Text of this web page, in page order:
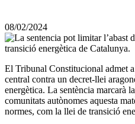
en
altres
xarxes
socials
08/02/2024
El Tribunal Constitucional admet
central contra un decret-llei
energètica. La sentència marcarà
comunitats autònomes aquesta
normes, com la llei de transició